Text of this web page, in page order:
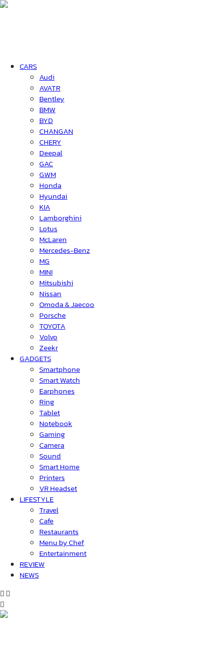
CARS
Audi
AVATR
Bentley
BMW
BYD
CHANGAN
CHERY
Deepal
GAC
GWM
Honda
Hyundai
KIA
Lamborghini
Lotus
McLaren
Mercedes-Benz
MG
MINI
Mitsubishi
Nissan
Omoda & Jaecoo
Porsche
TOYOTA
Volvo
Zeekr
GADGETS
Smartphone
Smart Watch
Earphones
Ring
Tablet
Notebook
Gaming
Camera
Sound
Smart Home
Printers
VR Headset
LIFESTYLE
Travel
Cafe
Restaurants
Menu by Chef
Entertainment
REVIEW
NEWS